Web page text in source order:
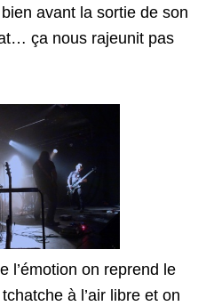
avant la sortie de son
ça nous rajeunit pas
l’émotion on reprend le
à l’air libre et on